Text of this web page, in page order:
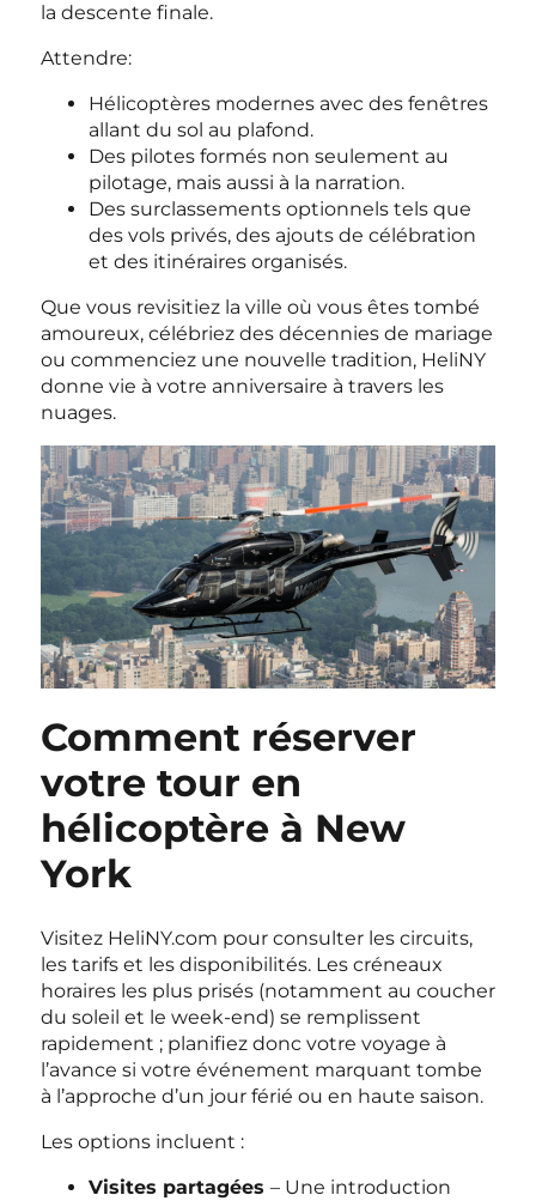
la descente finale.
Attendre:
Hélicoptères modernes avec des fenêtres
allant du sol au plafond.
Des pilotes formés non seulement au
pilotage, mais aussi à la narration.
Des surclassements optionnels tels que
des vols privés, des ajouts de célébration
et des itinéraires organisés.
Que vous revisitiez la ville où vous êtes tombé
amoureux, célébriez des décennies de mariage
ou commenciez une nouvelle tradition, HeliNY
donne vie à votre anniversaire à travers les
nuages.
Comment réserver
votre tour en
hélicoptère à New
York
Visitez HeliNY.com pour consulter les circuits,
les tarifs et les disponibilités. Les créneaux
horaires les plus prisés (notamment au coucher
du soleil et le week-end) se remplissent
rapidement ; planifiez donc votre voyage à
l’avance si votre événement marquant tombe
à l’approche d’un jour férié ou en haute saison.
Les options incluent :
Visites partagées – Une introduction